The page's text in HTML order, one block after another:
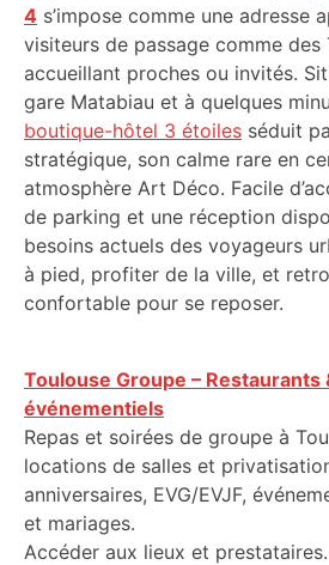
4 s’impose comme une adresse
visiteurs de passage comme des
accueillant proches ou invités.
gare Matabiau et à quelques
boutique-hôtel 3 étoiles séduit
stratégique, son calme rare en
atmosphère Art Déco. Facile
de parking et une réception
besoins actuels des voyageurs
à pied, profiter de la ville, et
confortable pour se reposer.
Toulouse Groupe – Restaurants
événementiels
Repas et soirées de groupe à
locations de salles et
anniversaires, EVG/EVJF,
et mariages.
Accéder aux lieux et prestataires.